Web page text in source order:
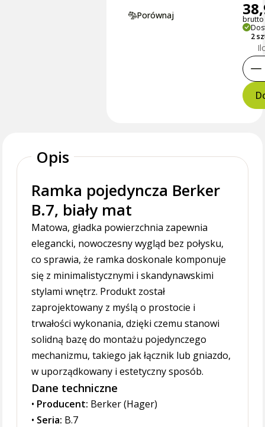
Porównaj
brutto
2
Opis
Ramka pojedyncza Berker
B.7, biały mat
Matowa, gładka powierzchnia zapewnia
elegancki, nowoczesny wygląd bez połysku,
co sprawia, że ramka doskonale komponuje
się z minimalistycznymi i skandynawskimi
stylami wnętrz. Produkt został
zaprojektowany z myślą o prostocie i
trwałości wykonania, dzięki czemu stanowi
solidną bazę do montażu pojedynczego
mechanizmu, takiego jak łącznik lub gniazdo,
w uporządkowany i estetyczny sposób.
Dane techniczne
• Producent: Berker (Hager)
• Seria: B.7